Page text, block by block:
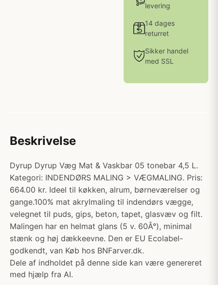
levering
14 dages
returret
Sikker handel
med SSL
Beskrivelse
Dyrup Dyrup Væg Mat & Vaskbar 05 tonebar 4,5 L.
Kategori: INDENDØRS MALING > VÆGMALING. Pris:
664.00 kr. Ideel til køkken, alrum, børneværelser og
gange.100% mat akrylmaling til indendørs vægge,
velegnet til puds, gips, beton, tapet, glasvæv og filt.
Malingen har en helmat glans (5 v. 60Â°), minimal
stænk og høj dækkeevne. Den er EU Ecolabel-
godkendt, van Køb hos BNFarver.dk.
Dele af indholdet på denne side kan være genereret
med hjælp fra AI.